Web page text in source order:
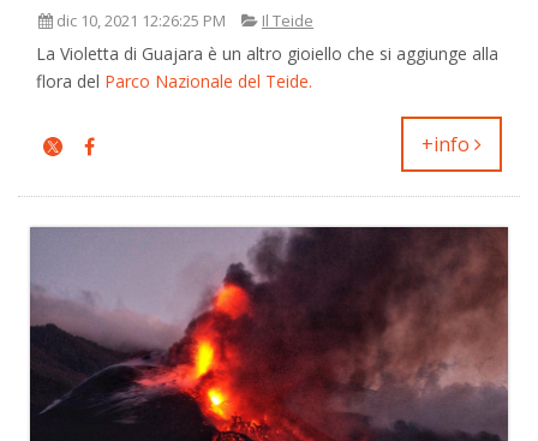
dic 10, 2021 12:26:25 PM Il Teide
La Violetta di Guajara è un altro gioiello che si aggiunge alla
flora del Parco Nazionale del Teide.
+info